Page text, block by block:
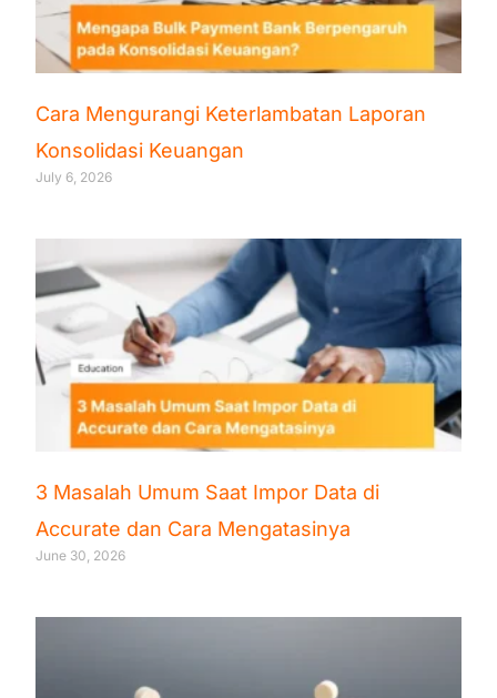
Cara Mengurangi Keterlambatan Laporan
Konsolidasi Keuangan
July 6, 2026
3 Masalah Umum Saat Impor Data di
Accurate dan Cara Mengatasinya
June 30, 2026